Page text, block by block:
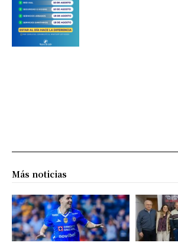
Más noticias